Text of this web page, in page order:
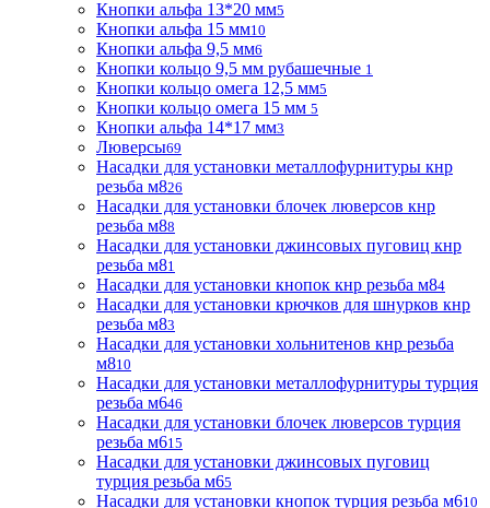
Кнопки альфа 13*20 мм5
Кнопки альфа 15 мм10
Кнопки альфа 9,5 мм6
Кнопки кольцо 9,5 мм рубашечные 1
Кнопки кольцо омега 12,5 мм5
Кнопки кольцо омега 15 мм 5
Кнопки альфа 14*17 мм3
Люверсы69
Насадки для установки металлофурнитуры кнр
резьба м826
Насадки для установки блочек люверсов кнр
резьба м88
Насадки для установки джинсовых пуговиц кнр
резьба м81
Насадки для установки кнопок кнр резьба м84
Насадки для установки крючков для шнурков кнр
резьба м83
Насадки для установки хольнитенов кнр резьба
м810
Насадки для установки металлофурнитуры турция
резьба м646
Насадки для установки блочек люверсов турция
резьба м615
Насадки для установки джинсовых пуговиц
турция резьба м65
Насадки для установки кнопок турция резьба м610